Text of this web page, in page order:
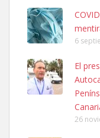
Ninfa perdida
El día 5 se los perdió
calle, se perdió por la
Leales.org » Gran
6
El
26